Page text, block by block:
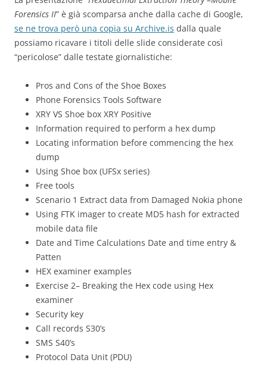
Forensics II” è già scomparsa anche dalla cache di Google,
se ne trova però una copia su Archive.is dalla quale
possiamo ricavare i titoli delle slide considerate così
“pericolose” dalle testate giornalistiche:
Pros and Cons of the Shoe Boxes
Phone Forensics Tools Software
XRY VS Shoe box XRY Positive
Information required to perform a hex dump
Locating information before commencing the hex
dump
Using Shoe box (UFSx series)
Free tools
Scenario 1 Extract data from Damaged Nokia phone
Using FTK imager to create MD5 hash for extracted
mobile data file
Date and Time Calculations Date and time entry &
Patten
HEX examiner examples
Exercise 2– Breaking the Hex code using Hex
examiner
Security key
Call records S30’s
SMS S40’s
Protocol Data Unit (PDU)